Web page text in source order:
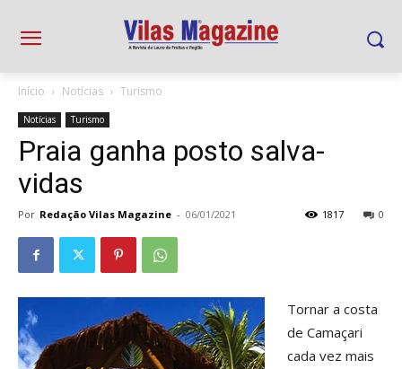
Início Notícias Turismo
Notícias Turismo
Praia ganha posto salva-
vidas
Por Redação Vilas Magazine - 06/01/2021 0
1817
Tornar a costa
de Camaçari
cada vez mais